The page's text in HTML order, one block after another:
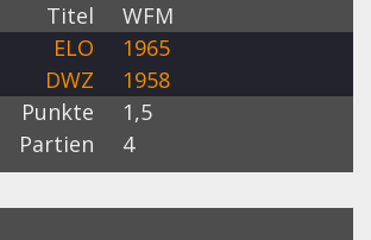
Titel
WFM
ELO
1965
DWZ
1958
Punkte
1,5
Partien
4